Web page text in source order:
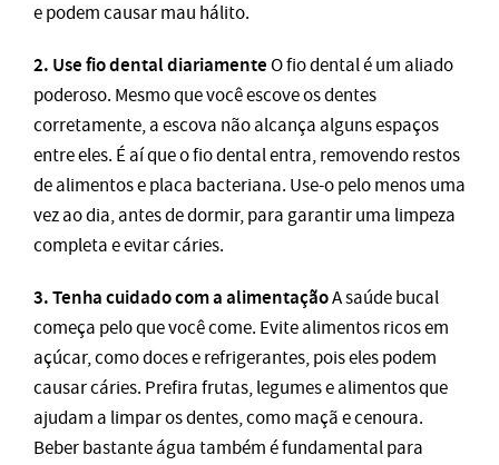
e podem causar mau hálito.
2. Use fio dental diariamenteO fio dental é um aliado
poderoso. Mesmo que você escove os dentes
corretamente, a escova não alcança alguns espaços
entre eles. É aí que o fio dental entra, removendo restos
de alimentos e placa bacteriana. Use-o pelo menos uma
vez ao dia, antes de dormir, para garantir uma limpeza
completa e evitar cáries.
3. Tenha cuidado com a alimentaçãoA saúde bucal
começa pelo que você come. Evite alimentos ricos em
açúcar, como doces e refrigerantes, pois eles podem
causar cáries. Prefira frutas, legumes e alimentos que
ajudam a limpar os dentes, como maçã e cenoura.
Beber bastante água também é fundamental para